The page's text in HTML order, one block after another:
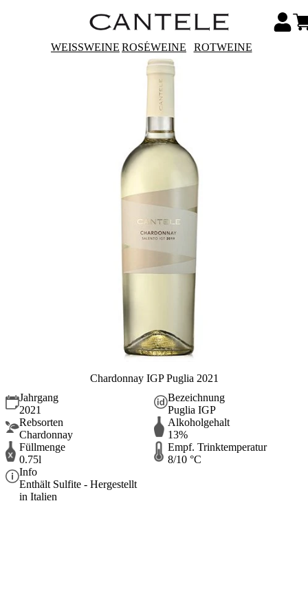
WEISSWEINE ROSÉWEINE ROTWEINE
Chardonnay IGP Puglia 2021
Jahrgang
2021
Bezeichnung
Puglia IGP
Rebsorten
Chardonnay
Alkoholgehalt
13%
Füllmenge
0.75l
Empf. Trinktemperatur
8/10 °C
Info
Enthält Sulfite - Hergestellt
in Italien